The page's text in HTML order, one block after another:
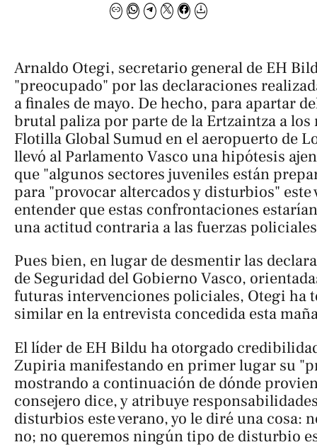
Arnaldo Otegi, secretario general de EH
"preocupado" por las declaraciones
a finales de mayo. De hecho, para apartar
brutal paliza por parte de la Ertzaintza a los
Flotilla Global Sumud en el aeropuerto de
llevó al Parlamento Vasco una hipótesis
que "algunos sectores juveniles están
para "provocar altercados y disturbios" este
entender que estas confrontaciones
una actitud contraria a las fuerzas
Pues bien, en lugar de desmentir las
de Seguridad del Gobierno Vasco,
futuras intervenciones policiales, Otegi ha
similar en la entrevista concedida esta
El líder de EH Bildu ha otorgado
Zupiria manifestando en primer lugar su
mostrando a continuación de dónde
consejero dice, y atribuye
disturbios este verano, yo le diré una cosa:
no; no queremos ningún tipo de disturbio